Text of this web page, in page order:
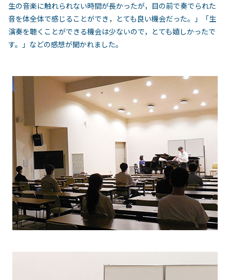
生の音楽に触れられない時間が長かったが，目の前で奏でられた
音を体全体で感じることができ，とても良い機会だった。」「生
演奏を聴くことができる機会は少ないので，とても嬉しかったで
す。」などの感想が聞かれました。